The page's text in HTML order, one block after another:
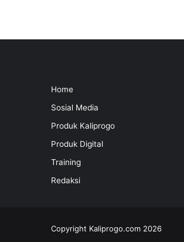
Home
Sosial Media
Produk Kaliprogo
Produk Digital
Training
Redaksi
Copyright Kaliprogo.com 2026